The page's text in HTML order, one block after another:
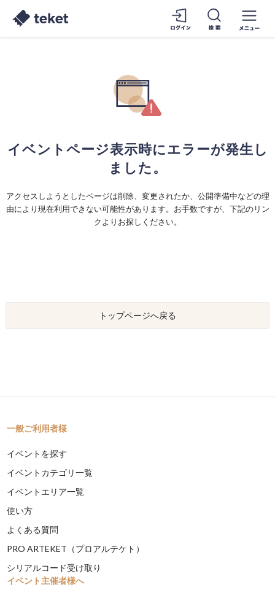
イベントページ表示時にエラーが発生し
ました。
アクセスしようとしたページは削除、変更されたか、公開準備中などの理
由により現在利用できない可能性があります。お手数ですが、下記のリン
クよりお探しください。
トップページへ戻る
一般ご利用者様
イベントを探す
イベントカテゴリ一覧
イベントエリア一覧
使い方
よくある質問
PRO ARTEKET（プロアルテケト）
シリアルコード受け取り
イベント主催者様へ